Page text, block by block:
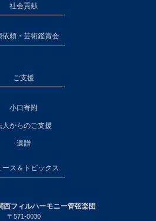
社会貢献
依頼・芸術鑑賞会
ご支援
小口寄附
人からのご支援
遺贈
ース＆トピックス
西フィルハーモニー管弦楽団
〒571-0030